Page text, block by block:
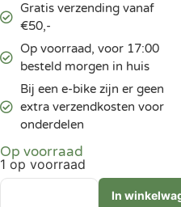
Gratis verzending vanaf
€50,-
Op voorraad, voor 17:00
besteld morgen in huis
Bij een e-bike zijn er geen
extra verzendkosten voor
onderdelen
Op voorraad
1 op voorraad
In